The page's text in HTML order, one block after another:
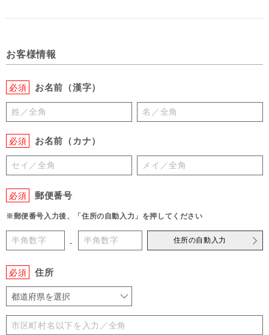
お客様情報
必須 お名前（漢字）
必須 お名前（カナ）
必須 郵便番号
※郵便番号入力後、「住所の自動入力」を押してください
- 住所の自動入力
必須 住所
都道府県を選択